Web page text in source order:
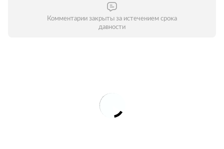
Комментарии закрыты за истечением срока
давности